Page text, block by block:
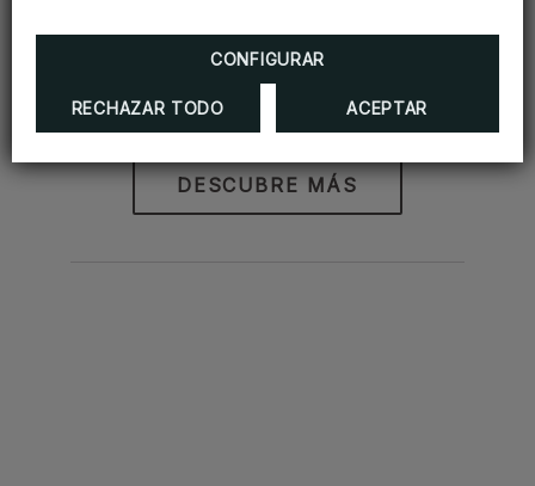
CONFIGURAR
RECHAZAR TODO ACEPTAR
TGI Fridays
DESCUBRE MÁS